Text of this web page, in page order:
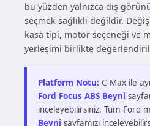
bu yüzden yalnızca dış
seçmek sağlıklı değildir.
kasa tipi, motor seçeneği ve
yerleşimi birlikte
Platform Notu: C-Max ile
Ford Focus ABS Beyni
inceleyebilirsiniz. Tüm Ford
Beyni sayfamızı